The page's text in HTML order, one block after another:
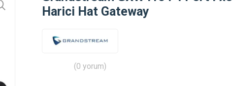
Harici Hat Gateway
(0 yorum)